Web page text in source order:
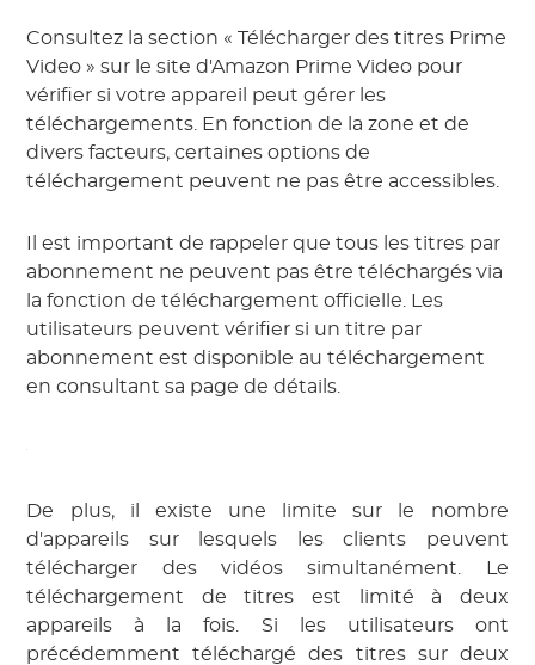
Consultez la section « Télécharger des titres Prime
Video » sur le site d'Amazon Prime Video pour
vérifier si votre appareil peut gérer les
téléchargements. En fonction de la zone et de
divers facteurs, certaines options de
téléchargement peuvent ne pas être accessibles.
Il est important de rappeler que tous les titres par
abonnement ne peuvent pas être téléchargés via
la fonction de téléchargement officielle. Les
utilisateurs peuvent vérifier si un titre par
abonnement est disponible au téléchargement
en consultant sa page de détails.
De plus, il existe une limite sur le nombre
d'appareils sur lesquels les clients peuvent
télécharger des vidéos simultanément. Le
téléchargement de titres est limité à deux
appareils à la fois. Si les utilisateurs ont
précédemment téléchargé des titres sur deux